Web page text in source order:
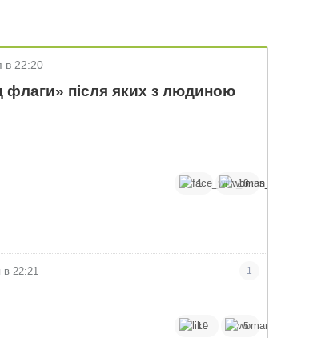
в 22:20
флаги» після яких з людиною
1 18
в 22:21 1
10 5